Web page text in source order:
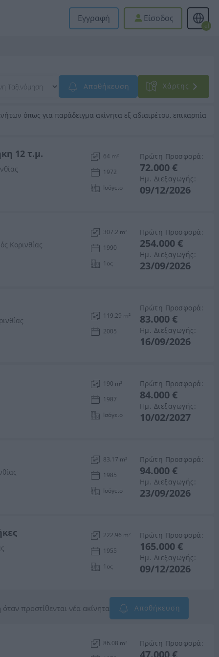
Εγγραφή Είσοδος
el
Αποθήκευση Xάρτης
όπως για παράδειγμα ακίνητα εξ αδιαιρέτου, επικαρπία
12 τ.μ.
64 m²
1972
Ισόγειο
Πρώτη Προσφορά:
72.000 €
Ημ. Διεξαγωγής:
09/12/2026
Κορινθίας
307.2 m²
1990
1ος
Πρώτη Προσφορά:
254.000 €
Ημ. Διεξαγωγής:
23/09/2026
119.29 m²
2005
Πρώτη Προσφορά:
83.000 €
Ημ. Διεξαγωγής:
16/09/2026
190 m²
1987
Ισόγειο
Πρώτη Προσφορά:
84.000 €
Ημ. Διεξαγωγής:
10/02/2027
83.17 m²
1985
Ισόγειο
Πρώτη Προσφορά:
94.000 €
Ημ. Διεξαγωγής:
23/09/2026
222.96 m²
1955
1ος
Πρώτη Προσφορά:
165.000 €
Ημ. Διεξαγωγής:
09/12/2026
προστίθενται νέα ακίνητα Αποθήκευση
86.08 m²
Πρώτη Προσφορά:
47.000 €